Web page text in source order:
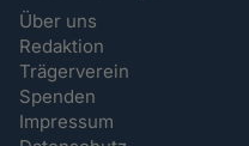
Über uns
Redaktion
Trägerverein
Spenden
Impressum